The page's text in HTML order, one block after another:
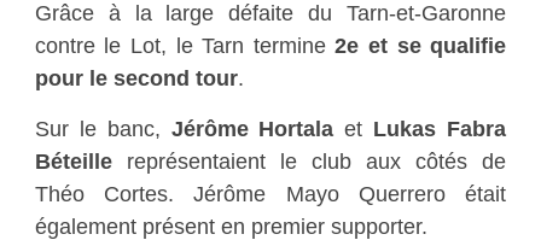
Grâce à la large défaite du Tarn-et-Garonne
contre le Lot, le Tarn termine2e et se qualifie
pour le second tour.
Sur le banc, Jérôme Hortala et Lukas Fabra
Béteillereprésentaient le club aux côtés de
Théo Cortes. Jérôme Mayo Querrero était
également présent en premier supporter.